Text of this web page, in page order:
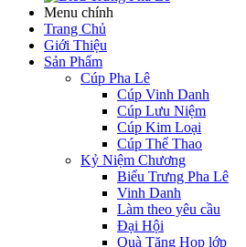
Menu chính
Trang Chủ
Giới Thiệu
Sản Phẩm
Cúp Pha Lê
Cúp Vinh Danh
Cúp Lưu Niệm
Cúp Kim Loại
Cúp Thể Thao
Kỷ Niệm Chương
Biểu Trưng Pha Lê
Vinh Danh
Làm theo yêu cầu
Đại Hội
Quà Tặng Họp lớp